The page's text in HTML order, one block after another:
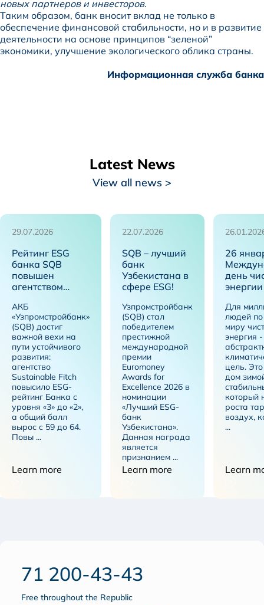
новых партнеров и инвесторов.
Таким образом, банк вносит вклад не только в
обеспечение финансовой стабильности, но и в развитие
деятельности на основе принципов “зеленой”
экономики, улучшение экологического облика страны.
Информационная служба банка
Latest News
View all news >
29.07.2026
Рейтинг ESG
банка SQB
повышен
агентством
до уровня «2»
АКБ
«Узпромстройбанк»
(SQB) достиг
важной вехи на
пути устойчивого
развития:
агентство
Sustainable Fitch
повысило ESG-
рейтинг Банка с
уровня «3» до «2»,
а общий балл
вырос с 59 до 64.
Повы ...
Learn more
22.07.2026
SQB – лучший
банк
Узбекистана в
сфере ESG!
Узпромстройбанк
(SQB) стал
победителем
престижной
международной
премии
Euromoney
Awards for
Excellence 2026 в
номинации
«Лучший ESG-
банк
Узбекистана».
Данная награда
является
признанием ...
Learn more
26
день
энергии
Для
людей
миру
энергия
цель.
дом
который
роста
воздух,
...
Learn
71 200-43-43
Free throughout the Republic